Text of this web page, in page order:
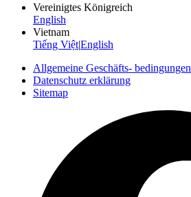
Vereinigtes Königreich
English
Vietnam
Tiếng Việt|English
Allgemeine Geschäfts- bedingungen
Datenschutz erklärung
Sitemap